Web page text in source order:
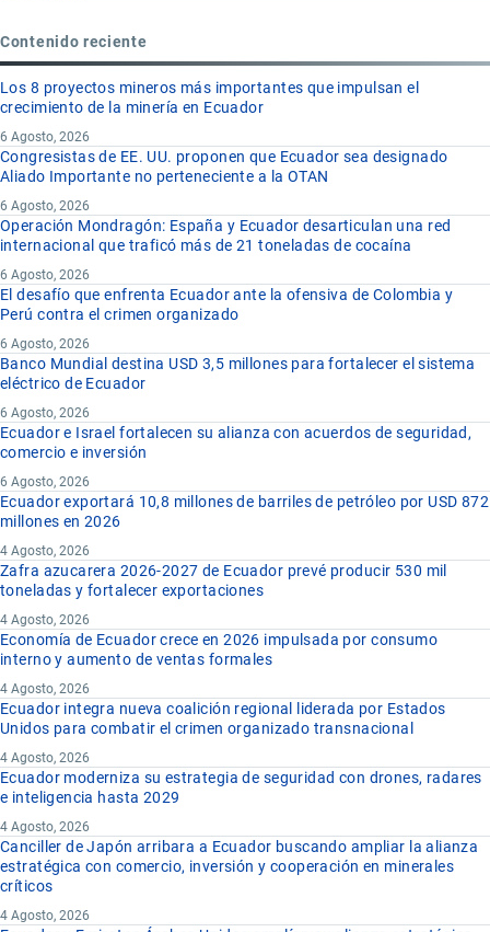
Contenido reciente
Los 8 proyectos mineros más importantes que impulsan el
crecimiento de la minería en Ecuador
6 Agosto, 2026
Congresistas de EE. UU. proponen que Ecuador sea designado
Aliado Importante no perteneciente a la OTAN
6 Agosto, 2026
Operación Mondragón: España y Ecuador desarticulan una red
internacional que traficó más de 21 toneladas de cocaína
6 Agosto, 2026
El desafío que enfrenta Ecuador ante la ofensiva de Colombia y
Perú contra el crimen organizado
6 Agosto, 2026
Banco Mundial destina USD 3,5 millones para fortalecer el sistema
eléctrico de Ecuador
6 Agosto, 2026
Ecuador e Israel fortalecen su alianza con acuerdos de seguridad,
comercio e inversión
6 Agosto, 2026
Ecuador exportará 10,8 millones de barriles de petróleo por USD 872
millones en 2026
4 Agosto, 2026
Zafra azucarera 2026-2027 de Ecuador prevé producir 530 mil
toneladas y fortalecer exportaciones
4 Agosto, 2026
Economía de Ecuador crece en 2026 impulsada por consumo
interno y aumento de ventas formales
4 Agosto, 2026
Ecuador integra nueva coalición regional liderada por Estados
Unidos para combatir el crimen organizado transnacional
4 Agosto, 2026
Ecuador moderniza su estrategia de seguridad con drones, radares
e inteligencia hasta 2029
4 Agosto, 2026
Canciller de Japón arribara a Ecuador buscando ampliar la alianza
estratégica con comercio, inversión y cooperación en minerales
críticos
4 Agosto, 2026